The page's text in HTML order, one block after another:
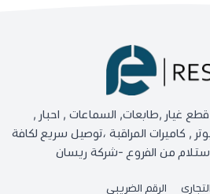
قطع غيار ,طابعات, السماعات , احبار ,
, كاميرات المراقبة ،توصيل سريع لكافة
من الفروع -شركة ريسان
الرقم الضريبي